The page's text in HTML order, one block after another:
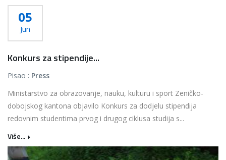
05
Jun
Konkurs za stipendije...
Pisao : Press
Ministarstvo za obrazovanje, nauku, kulturu i sport Zeničko-
dobojskog kantona objavilo Konkurs za dodjelu stipendija
redovnim studentima prvog i drugog ciklusa studija s...
Više...